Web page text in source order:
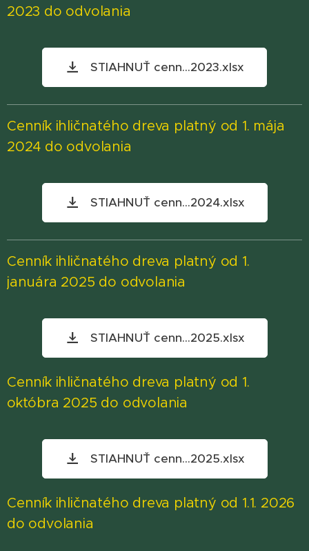
2023 do odvolania
STIAHNUŤ cenn...2023.xlsx
Cenník ihličnatého dreva platný od 1. mája
2024 do odvolania
STIAHNUŤ cenn...2024.xlsx
Cenník ihličnatého dreva platný od 1.
januára 2025 do odvolania
STIAHNUŤ cenn...2025.xlsx
Cenník ihličnatého dreva platný od 1.
októbra 2025 do odvolania
STIAHNUŤ cenn...2025.xlsx
Cenník ihličnatého dreva platný od 1.1. 2026
do odvolania